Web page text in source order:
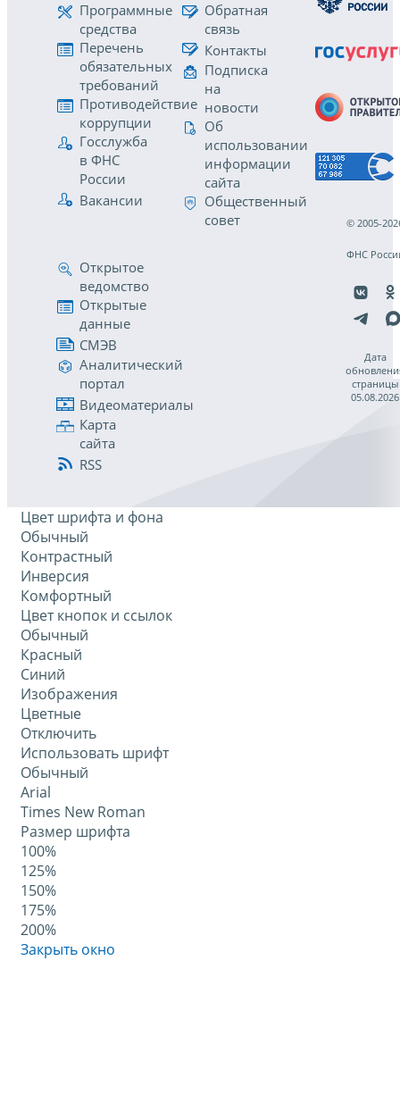
Программные
средства
Перечень
обязательных
требований
Противодействие
коррупции
Госслужба
в ФНС
России
Вакансии
Обратная
связь
Контакты
Подписка
на
новости
Об
использовании
информации
сайта
Общественный
совет
Открытое
ведомство
Открытые
данные
СМЭВ
Аналитический
портал
Видеоматериалы
Карта
сайта
RSS
© 2005-
ФНС
Дата
страницы
05.08.2026
Цвет шрифта и фона
Обычный
Контрастный
Инверсия
Комфортный
Цвет кнопок и ссылок
Обычный
Красный
Синий
Изображения
Цветные
Отключить
Использовать шрифт
Обычный
Arial
Times New Roman
Размер шрифта
100%
125%
150%
175%
200%
Закрыть окно